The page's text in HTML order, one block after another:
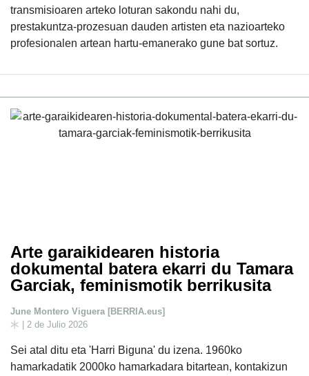
transmisioaren arteko loturan sakondu nahi du,
prestakuntza-prozesuan dauden artisten eta nazioarteko
profesionalen artean hartu-emanerako gune bat sortuz.
Arte garaikidearen historia
dokumental batera ekarri du Tamara
Garciak, feminismotik berrikusita
June Montero Viguera [BERRIA.eus]
| 2 de Julio 2026
Sei atal ditu eta 'Harri Biguna' du izena. 1960ko
hamarkadatik 2000ko hamarkadara bitartean, kontakizun